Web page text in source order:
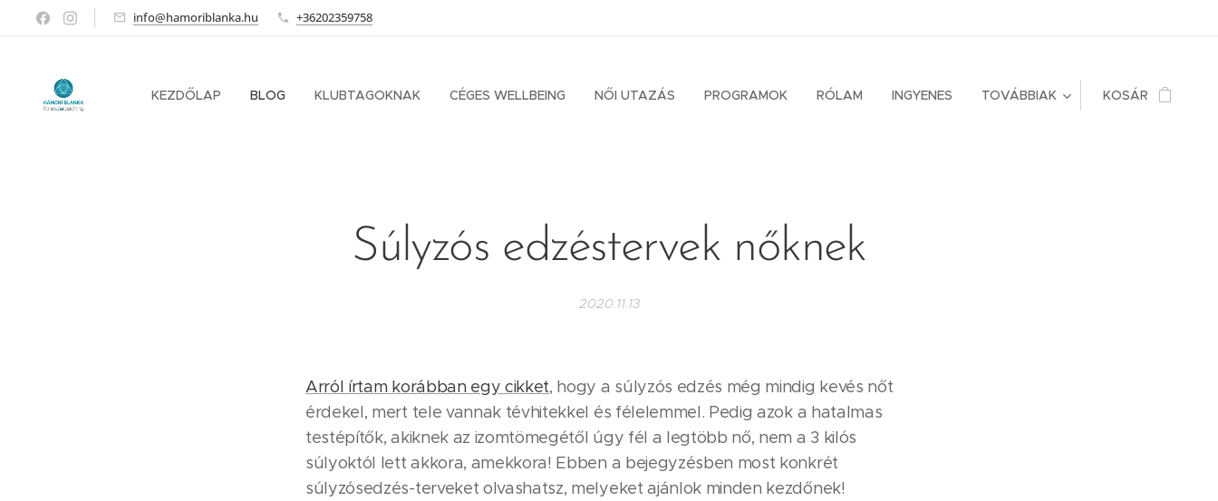
info@hamoriblanka.hu +36202359758
KEZDŐLAP BLOG KLUBTAGOKNAK CÉGES WELLBEING NŐI UTAZÁS PROGRAMOK RÓLAM INGYENES TOVÁBBIAK KOSÁR
Súlyzós edzéstervek nőknek
2020.11.13
Arról írtam korábban egy cikket, hogy a súlyzós edzés még mindig kevés nőt
érdekel, mert tele vannak tévhitekkel és félelemmel. Pedig azok a hatalmas
testépítők, akiknek az izomtömegétől úgy fél a legtöbb nő, nem a 3 kilós
súlyoktól lett akkora, amekkora! Ebben a bejegyzésben most konkrét
súlyzósedzés-terveket olvashatsz, melyeket ajánlok minden kezdőnek!